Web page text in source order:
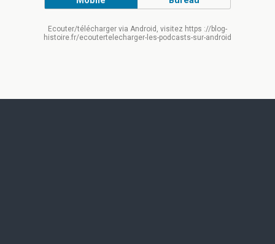
Ecouter/télécharger via Android, visitez https ://blog-
histoire.fr/ecoutertelecharger-les-podcasts-sur-android